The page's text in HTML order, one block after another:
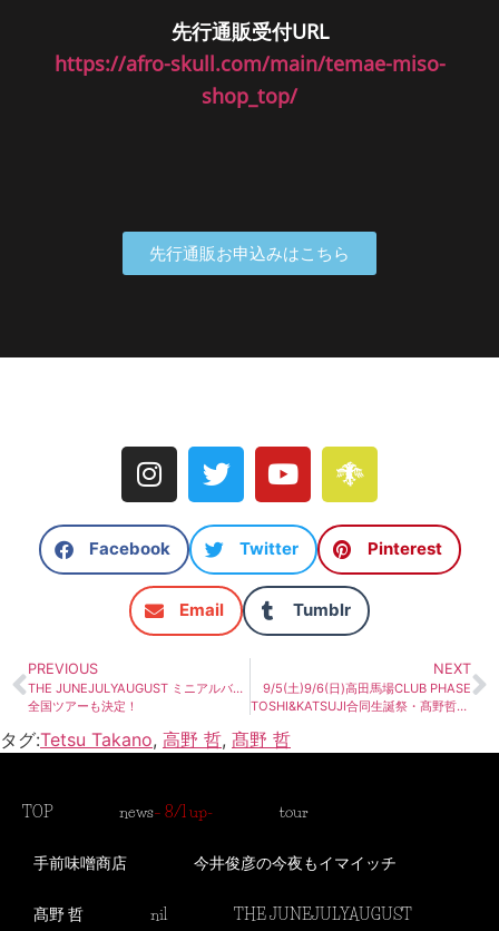
先行通販受付URL
https://afro-skull.com/main/temae-miso-
shop_top/
先行通販お申込みはこちら
Facebook Twitter Pinterest
Email Tumblr
PREVIOUS
THE JUNEJULYAUGUST ミニアルバムリリース！
全国ツアーも決定！
NEXT
9/5(土)9/6(日)高田馬場CLUB PHASE
TOSHI&KATSUJI合同生誕祭・髙野哲出演決定！
タグ:Tetsu Takano, 高野 哲, 髙野 哲
TOP news– 8/1 up- tour
手前味噌商店 今井俊彦の今夜もイマイッチ
髙野 哲 nil THE JUNEJULYAUGUST